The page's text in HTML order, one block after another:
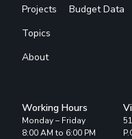
Projects
Topics
About
Budget Data
Working Hours
Monday – Friday
8:00 AM to 6:00 PM